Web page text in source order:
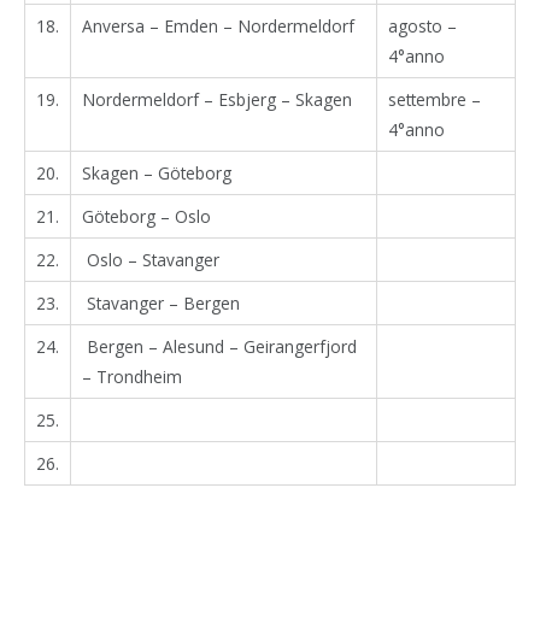
18.
Anversa – Emden – Nordermeldorf
agosto –
4°anno
19.
Nordermeldorf – Esbjerg – Skagen
settembre –
4°anno
20.
Skagen – Göteborg
21.
Göteborg – Oslo
22.
Oslo – Stavanger
23.
Stavanger – Bergen
24.
Bergen – Alesund – Geirangerfjord
– Trondheim
25.
26.